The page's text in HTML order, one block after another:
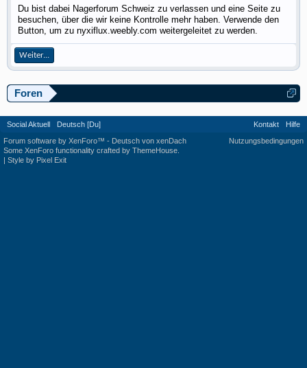
Du bist dabei Nagerforum Schweiz zu verlassen und eine Seite zu
besuchen, über die wir keine Kontrolle mehr haben. Verwende den
Button, um zu nyxiflux.weebly.com weitergeleitet zu werden.
Weiter...
Foren
Social Aktuell Deutsch [Du] Kontakt
Hilfe
Nutzungsbedingungen
Forum software by XenForo™ - Deutsch von xenDach
Some XenForo functionality crafted by ThemeHouse
| Style by Pixel Exit